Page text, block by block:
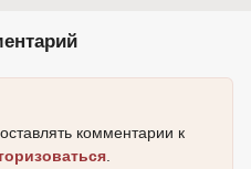
комментарии к